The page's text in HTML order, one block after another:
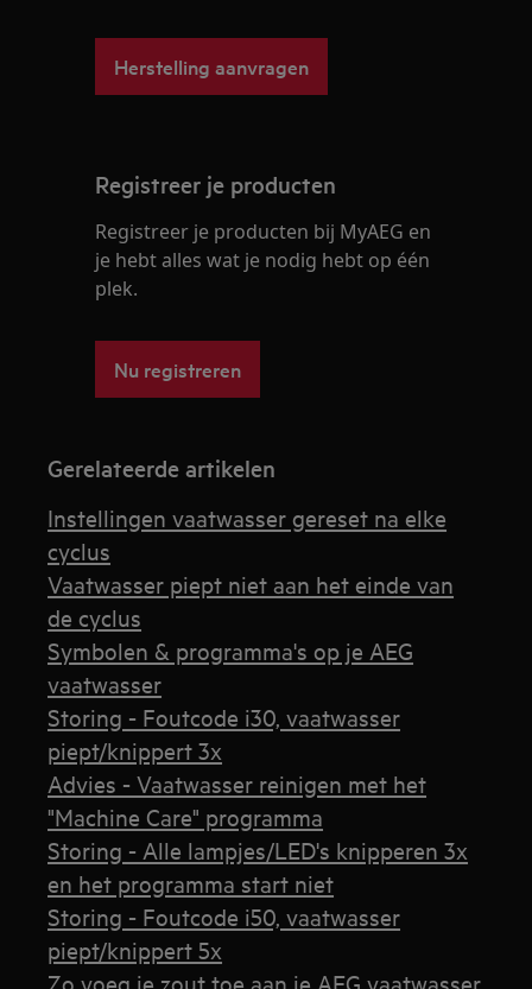
Herstelling aanvragen
Registreer je producten
Registreer je producten bij MyAEG en
je hebt alles wat je nodig hebt op één
plek.
Nu registreren
Gerelateerde artikelen
Instellingen vaatwasser gereset na elke
cyclus
Vaatwasser piept niet aan het einde van
de cyclus
Symbolen & programma's op je AEG
vaatwasser
Storing - Foutcode i30, vaatwasser
piept/knippert 3x
Advies - Vaatwasser reinigen met het
"Machine Care" programma
Storing - Alle lampjes/LED's knipperen 3x
en het programma start niet
Storing - Foutcode i50, vaatwasser
piept/knippert 5x
Zo voeg je zout toe aan je AEG vaatwasser